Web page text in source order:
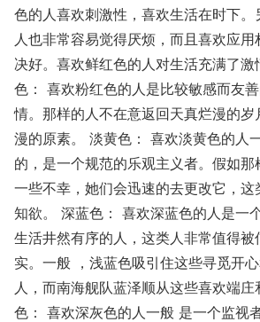
色的人喜欢刺激性，喜欢生活在时下。
人也非常容易觉得厌烦，而且喜欢应
决好。喜欢鲜红色的人对生活充满了激
色： 喜欢粉红色的人是比较敏感而友
情。那样的人不在意返回天真烂漫的
漫的原素。 淡黄色： 喜欢淡黄色的人
的，是一个规范的乐观主义者。假如那
一些不幸，她们会迅速的去更改它，
知欲。 深蓝色： 喜欢深蓝色的人是一
生活井然有序的人，这类人非常值得被
实。一般 ，浅蓝色吸引住这些寻觅开
人，而南海舰队蓝泽顺从这些喜欢端
色： 喜欢深灰色的人一般 是一个监视